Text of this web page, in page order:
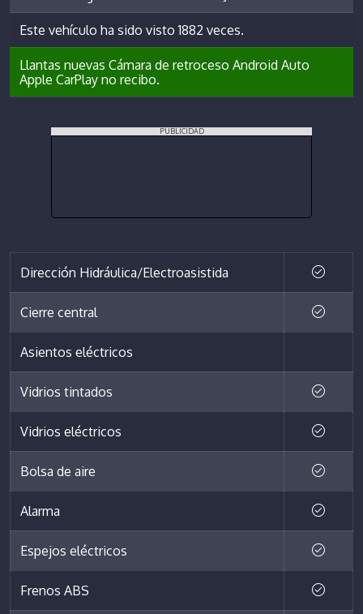
Este vehículo ha sido visto 1882 veces.
Llantas nuevas Cámara de retroceso Android Auto
Apple CarPlay no recibo.
PUBLICIDAD
Dirección Hidráulica/Electroasistida
Cierre central
Asientos eléctricos
Vidrios tintados
Vidrios eléctricos
Bolsa de aire
Alarma
Espejos eléctricos
Frenos ABS